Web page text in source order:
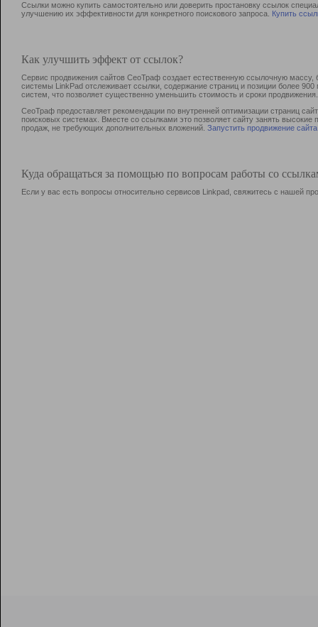
Ссылки можно купить самостоятельно или доверить простановку ссылок
улучшению их эффективности для конкретного поискового запроса. Купить
Как улучшить эффект от ссылок?
Сервис продвижения сайтов СеоТраф создает естественную ссылочную
системы LinkPad отслеживает ссылки, содержание страниц и позиции более
систем, что позволяет существенно уменьшить стоимость и сроки продвижения.
СеоТраф предоставляет рекомендации по внутренней оптимизации страниц
поисковых системах. Вместе со ссылками это позволяет сайту занять
продаж, не требующих дополнительных вложений. Запустить продвижение сайта
Куда обращаться за помощью по вопросам работы со
Если у вас есть вопросы относительно сервисов Linkpad, свяжитесь с нашей